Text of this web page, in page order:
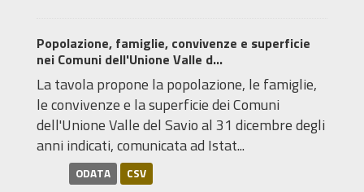
Popolazione, famiglie, convivenze e superficie
nei Comuni dell'Unione Valle d...
La tavola propone la popolazione, le famiglie,
le convivenze e la superficie dei Comuni
dell'Unione Valle del Savio al 31 dicembre degli
anni indicati, comunicata ad Istat...
ODATA CSV